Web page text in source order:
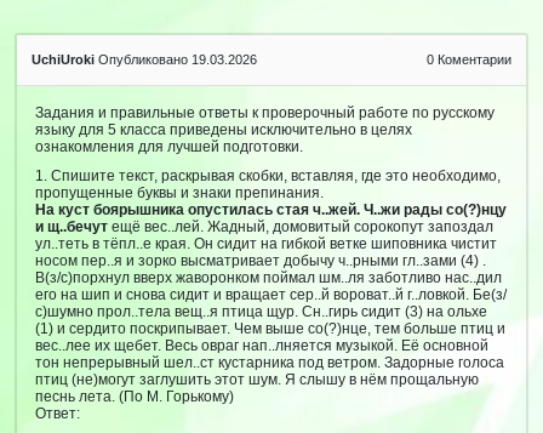
UchiUroki Опубликовано 19.03.2026 0 Коментарии
Задания и правильные ответы к проверочный работе по русскому
языку для 5 класса приведены исключительно в целях
ознакомления для лучшей подготовки.
1. Спишите текст, раскрывая скобки, вставляя, где это необходимо,
пропущенные буквы и знаки препинания.
На куст боярышника опустилась стая ч..жей. Ч..жи рады со(?)нцу
и щ..бечут ещё вес..лей. Жадный, домовитый сорокопут запоздал
ул..теть в тёпл..е края. Он сидит на гибкой ветке шиповника чистит
носом пер..я и зорко высматривает добычу ч..рными гл..зами (4) .
В(з/с)порхнул вверх жаворонком поймал шм..ля заботливо нас..дил
его на шип и снова сидит и вращает сер..й вороват..й г..ловкой. Бе(з/
с)шумно прол..тела вещ..я птица щур. Сн..гирь сидит (3) на ольхе
(1) и сердито поскрипывает. Чем выше со(?)нце, тем больше птиц и
вес..лее их щебет. Весь овраг нап..лняется музыкой. Её основной
тон непрерывный шел..ст кустарника под ветром. Задорные голоса
птиц (не)могут заглушить этот шум. Я слышу в нём прощальную
песнь лета. (По М. Горькому)
Ответ: